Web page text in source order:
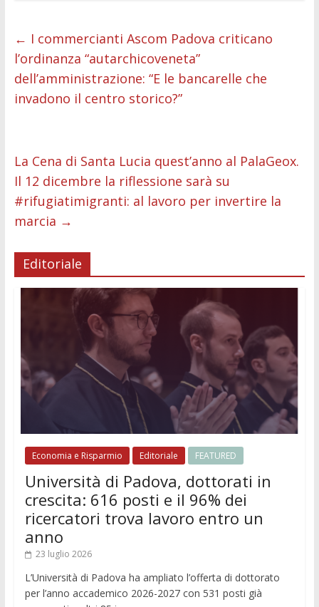
b
o
o
k
er l s
A
p
p
e
n
g
er
di
t
e
dI
n
di
vi
di
← I commercianti Ascom Padova criticano
l’ordinanza “autarchicoveneta”
dell’amministrazione: “E le bancarelle che
invadono il centro storico?”
La Cena di Santa Lucia quest’anno al PalaGeox.
Il 12 dicembre la riflessione sarà su
#rifugiatimigranti: al lavoro per invertire la
marcia →
Editoriale
Economia e Risparmio Editoriale FEATURED
Università di Padova, dottorati in
crescita: 616 posti e il 96% dei
ricercatori trova lavoro entro un
anno
23 luglio 2026
L’Università di Padova ha ampliato l’offerta di dottorato
per l’anno accademico 2026-2027 con 531 posti già